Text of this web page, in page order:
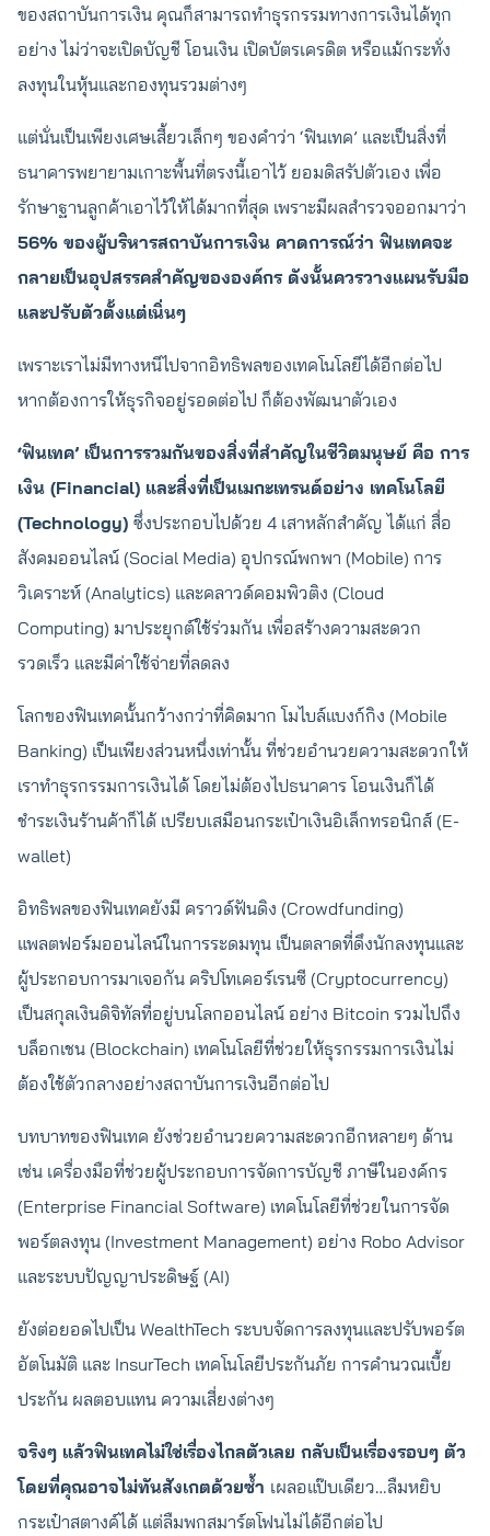
ของสถาบันการเงิน คุณก็สามารถทำธุรกรรมทางการเงินได้ทุก
อย่าง ไม่ว่าจะเปิดบัญชี โอนเงิน เปิดบัตรเครดิต หรือแม้กระทั่ง
ลงทุนในหุ้นและกองทุนรวมต่างๆ
แต่นั่นเป็นเพียงเศษเสี้ยวเล็กๆ ของคำว่า ‘ฟินเทค’ และเป็นสิ่งที่
ธนาคารพยายามเกาะพื้นที่ตรงนี้เอาไว้ ยอมดิสรัปตัวเอง เพื่อ
รักษาฐานลูกค้าเอาไว้ให้ได้มากที่สุด เพราะมีผลสำรวจออกมาว่า
56% ของผู้บริหารสถาบันการเงิน คาดการณ์ว่า ฟินเทคจะ
กลายเป็นอุปสรรคสำคัญขององค์กร ดังนั้นควรวางแผนรับมือ
และปรับตัวตั้งแต่เนิ่นๆ
เพราะเราไม่มีทางหนีไปจากอิทธิพลของเทคโนโลยีได้อีกต่อไป
หากต้องการให้ธุรกิจอยู่รอดต่อไป ก็ต้องพัฒนาตัวเอง
‘ฟินเทค’ เป็นการรวมกันของสิ่งที่สำคัญในชีวิตมนุษย์ คือ การ
เงิน (Financial) และสิ่งที่เป็นเมกะเทรนด์อย่าง เทคโนโลยี
(Technology) ซึ่งประกอบไปด้วย 4 เสาหลักสำคัญ ได้แก่ สื่อ
สังคมออนไลน์ (Social Media) อุปกรณ์พกพา (Mobile) การ
วิเคราะห์ (Analytics) และคลาวด์คอมพิวติง (Cloud
Computing) มาประยุกต์ใช้ร่วมกัน เพื่อสร้างความสะดวก
รวดเร็ว และมีค่าใช้จ่ายที่ลดลง
โลกของฟินเทคนั้นกว้างกว่าที่คิดมาก โมไบล์แบงก์กิง (Mobile
Banking) เป็นเพียงส่วนหนึ่งเท่านั้น ที่ช่วยอำนวยความสะดวกให้
เราทำธุรกรรมการเงินได้ โดยไม่ต้องไปธนาคาร โอนเงินก็ได้
ชำระเงินร้านค้าก็ได้ เปรียบเสมือนกระเป๋าเงินอิเล็กทรอนิกส์ (E-
wallet)
อิทธิพลของฟินเทคยังมี คราวด์ฟันดิง (Crowdfunding)
แพลตฟอร์มออนไลน์ในการระดมทุน เป็นตลาดที่ดึงนักลงทุนและ
ผู้ประกอบการมาเจอกัน คริปโทเคอร์เรนซี (Cryptocurrency)
เป็นสกุลเงินดิจิทัลที่อยู่บนโลกออนไลน์ อย่าง Bitcoin รวมไปถึง
บล็อกเชน (Blockchain) เทคโนโลยีที่ช่วยให้ธุรกรรมการเงินไม่
ต้องใช้ตัวกลางอย่างสถาบันการเงินอีกต่อไป
บทบาทของฟินเทค ยังช่วยอำนวยความสะดวกอีกหลายๆ ด้าน
เช่น เครื่องมือที่ช่วยผู้ประกอบการจัดการบัญชี ภาษีในองค์กร
(Enterprise Financial Software) เทคโนโลยีที่ช่วยในการจัด
พอร์ตลงทุน (Investment Management) อย่าง Robo Advisor
และระบบปัญญาประดิษฐ์ (AI)
ยังต่อยอดไปเป็น WealthTech ระบบจัดการลงทุนและปรับพอร์ต
อัตโนมัติ และ InsurTech เทคโนโลยีประกันภัย การคำนวณเบี้ย
ประกัน ผลตอบแทน ความเสี่ยงต่างๆ
จริงๆ แล้วฟินเทคไม่ใช่เรื่องไกลตัวเลย กลับเป็นเรื่องรอบๆ ตัว
โดยที่คุณอาจไม่ทันสังเกตด้วยซ้ำ เผลอแป๊บเดียว…ลืมหยิบ
กระเป๋าสตางค์ได้ แต่ลืมพกสมาร์ตโฟนไม่ได้อีกต่อไป